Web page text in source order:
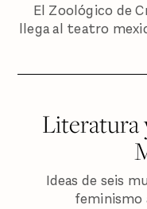
El Zoológico de
llega al teatro
Literatura
Ideas de seis
feminismo